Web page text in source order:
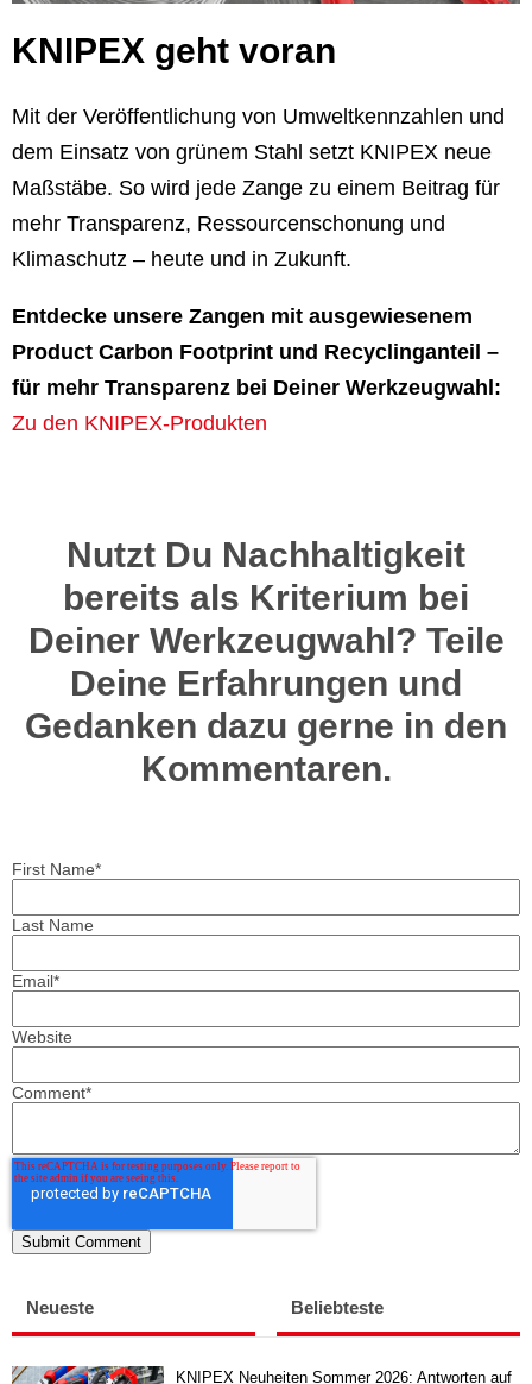
KNIPEX geht voran
Mit der Veröffentlichung von Umweltkennzahlen und
dem Einsatz von grünem Stahl setzt KNIPEX neue
Maßstäbe. So wird jede Zange zu einem Beitrag für
mehr Transparenz, Ressourcenschonung und
Klimaschutz – heute und in Zukunft.
Entdecke unsere Zangen mit ausgewiesenem
Product Carbon Footprint und Recyclinganteil –
für mehr Transparenz bei Deiner Werkzeugwahl:
Zu den KNIPEX-Produkten
Nutzt Du Nachhaltigkeit
bereits als Kriterium bei
Deiner Werkzeugwahl? Teile
Deine Erfahrungen und
Gedanken dazu gerne in den
Kommentaren.
First Name*
Last Name
Email*
Website
Comment*
Neueste Beliebteste
KNIPEX Neuheiten Sommer 2026: Antworten auf